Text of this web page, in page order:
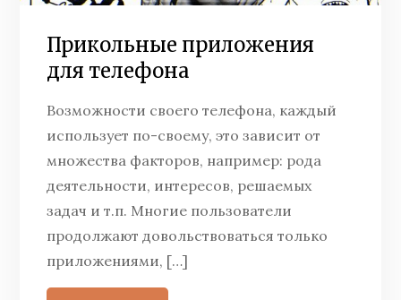
Прикольные приложения
для телефона
Возможности своего телефона, каждый
использует по-своему, это зависит от
множества факторов, например: рода
деятельности, интересов, решаемых
задач и т.п. Многие пользователи
продолжают довольствоваться только
приложениями, […]